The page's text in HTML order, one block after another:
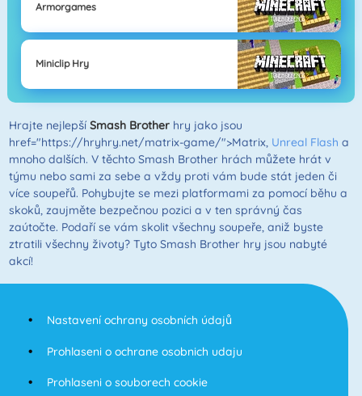
Armorgames
Miniclip Hry
Hrajte nejlepší Smash Brotherhry jako jsou
href="https://hryhry.net/matrix-game/">Matrix, Unreal Flash a
mnoho dalších. V těchto Smash Brother hrách můžete hrát v
týmu nebo sami za sebe a vždy proti vám bude stát jeden či
více soupeřů. Pohybujte se mezi platformami za pomocí běhu a
skoků, zaujměte bezpečnou pozici a v ten správný čas
zaútočte. Podaří se vám skolit všechny soupeře, aniž byste
ztratili všechny životy? Tyto Smash Brother hry jsou nabyté
akcí!
Nastavení ochrany osobních údajů
Prohlaseni o ochrane osobnich udaju
Prohlaseni o souborech cookie